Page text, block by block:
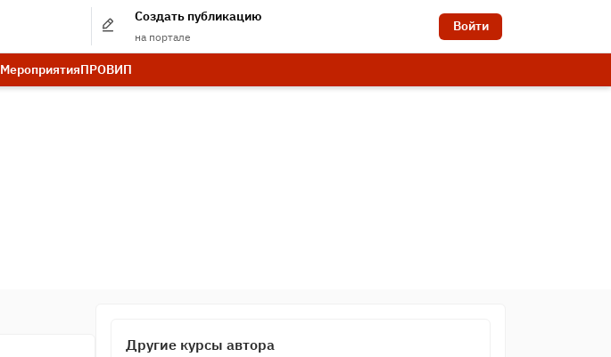
Создать публикацию
на портале
Войти
МероприятияПРОВИП
Другие курсы автора